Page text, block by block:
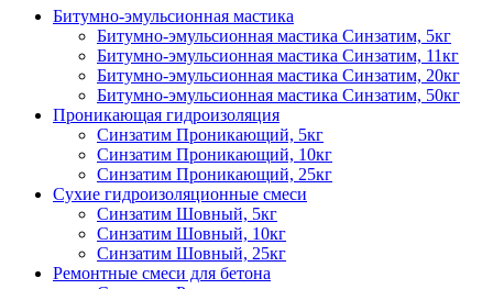
Битумно-эмульсионная мастика
Битумно-эмульсионная мастика Синзатим, 5кг
Битумно-эмульсионная мастика Синзатим, 11кг
Битумно-эмульсионная мастика Синзатим, 20кг
Битумно-эмульсионная мастика Синзатим, 50кг
Проникающая гидроизоляция
Синзатим Проникающий, 5кг
Синзатим Проникающий, 10кг
Синзатим Проникающий, 25кг
Сухие гидроизоляционные смеси
Синзатим Шовный, 5кг
Синзатим Шовный, 10кг
Синзатим Шовный, 25кг
Ремонтные смеси для бетона